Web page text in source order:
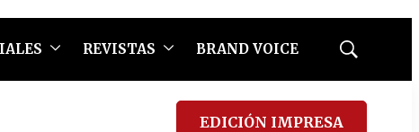
REVISTAS BRAND VOICE
Mostrar
EDICIÓN IMPRESA